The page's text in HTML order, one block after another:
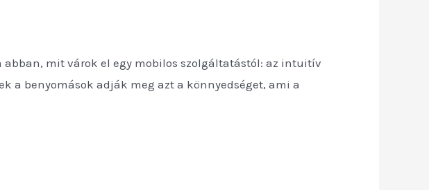
mit várok el egy mobilos szolgáltatástól: az intuitív
a benyomások adják meg azt a könnyedséget, ami a